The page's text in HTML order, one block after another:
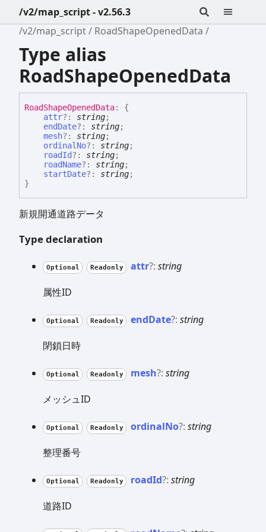
/v2/map_script - v2.56.3
/v2/map_script
RoadShapeOpenedData
Type alias
RoadShapeOpenedData
RoadShapeOpenedData:
{
attr?: string;
endDate?: string;
mesh?: string;
ordinalNo?: string;
roadId?: string;
roadName?: string;
startDate?: string;
}
新規開通道路データ
Type declaration
Optional Readonly attr?: string
属性ID
Optional Readonly endDate?: string
閉鎖日時
Optional Readonly mesh?: string
メッシュID
Optional Readonly ordinalNo?: string
整理番号
Optional Readonly roadId?: string
道路ID